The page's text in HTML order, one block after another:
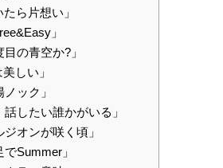
ら片想い」
」
の青空か?」
しい」
ック」
したい誰かがいる」
オンが咲く頃」
Summer」